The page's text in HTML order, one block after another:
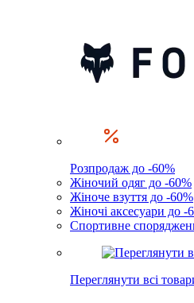
Розпродаж до -60%
Жіночий одяг до -60%
Жіноче взуття до -60%
Жіночі аксесуари до -
Спортивне
Переглянути всі